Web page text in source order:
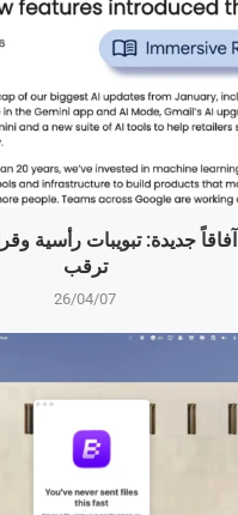
جديدة: تبويبات رأسية
ترقب
26/04/07